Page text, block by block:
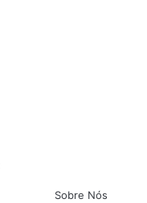
Sobre Nós